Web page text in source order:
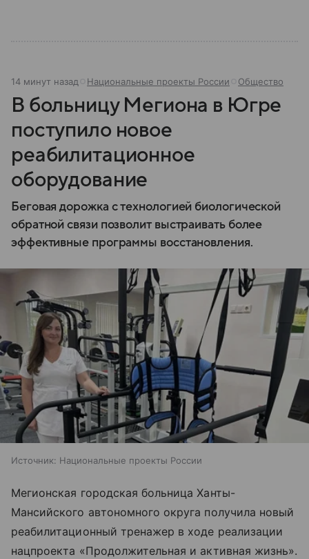
14 минут назад Национальные проекты России Общество
В больницу Мегиона в Югре
поступило новое
реабилитационное
оборудование
Беговая дорожка с технологией биологической
обратной связи позволит выстраивать более
эффективные программы восстановления.
Источник: Национальные проекты России
Мегионская городская больница Ханты-
Мансийского автономного округа получила новый
реабилитационный тренажер в ходе реализации
нацпроекта «Продолжительная и активная жизнь».